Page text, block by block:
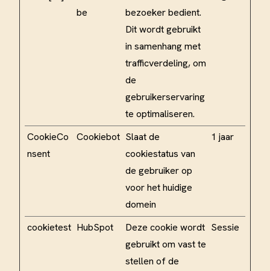
be
bezoeker bedient.
Dit wordt gebruikt
in samenhang met
trafficverdeling, om
de
gebruikerservaring
te optimaliseren.
CookieCo
nsent
Cookiebot Slaat de
cookiestatus van
de gebruiker op
voor het huidige
domein
1 jaar
cookietest HubSpot
Deze cookie wordt
gebruikt om vast te
stellen of de
Sessie